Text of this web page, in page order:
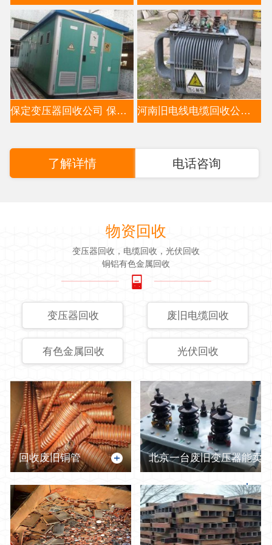
保定变压器回收公司 保定电缆回收公司 保定上门收购变 河南旧电线电缆回收公司,河南变压器回收公司
了解详情 电话咨询
物资回收
变压器回收，电缆回收，光伏回收
铜铝有色金属回收
变压器回收 废旧电缆回收
有色金属回收 光伏回收
回收废旧铜管 北京一台废旧变压器能卖